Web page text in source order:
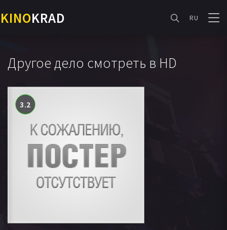
KINOKRAD RU
Другое дело смотреть в HD
3.2